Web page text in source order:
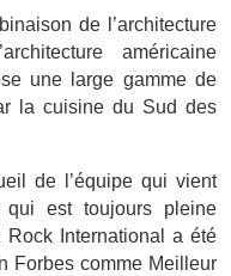
de l’architecture
américaine
une large gamme de
la cuisine du Sud des
de l’équipe qui vient
est toujours pleine
Rock International a été
Forbes comme Meilleur